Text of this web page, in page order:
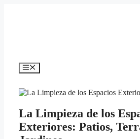
Menú
La Limpieza de los
Exteriores: Patios,